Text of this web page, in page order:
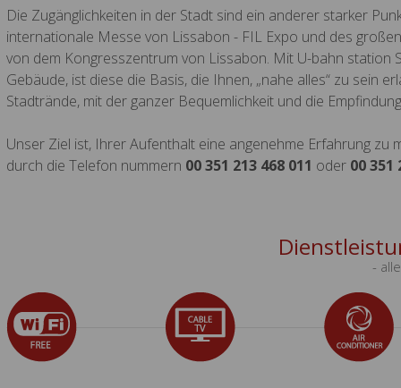
Die Zugänglichkeiten in der Stadt sind ein anderer starker
internationale Messe von Lissabon - FIL Expo und des
von dem Kongresszentrum von Lissabon. Mit U-bahn
Gebäude, ist diese die Basis, die Ihnen, „nahe alles“ zu sein
Stadtrände, mit der ganzer Bequemlichkeit und die
Unser Ziel ist, Ihrer Aufenthalt eine angenehme Erfahrung
durch die Telefon nummern 00 351 213 468 011 oder 00 351
-